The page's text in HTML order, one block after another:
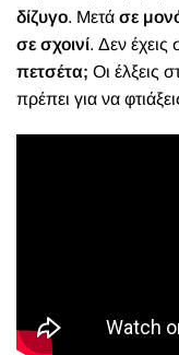
δίζυγο. Μετά σε
σε σχοινί. Δεν έχεις
πετσέτα; Οι έλξεις
πρέπει για να